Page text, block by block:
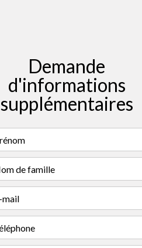
Demande
d'informations
supplémentaires